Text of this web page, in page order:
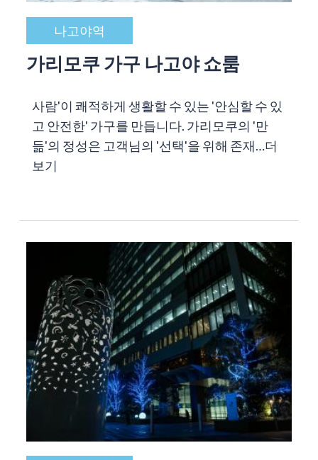
나고야역
가리모쿠 가구 나고야 쇼룸
사람'이 쾌적하게 생활할 수 있는 '안심할 수 있
고 안전한' 가구를 만듭니다. 가리모쿠의 '만
듦'의 정성은 고객님의 '선택'을 위해 존재…더
보기